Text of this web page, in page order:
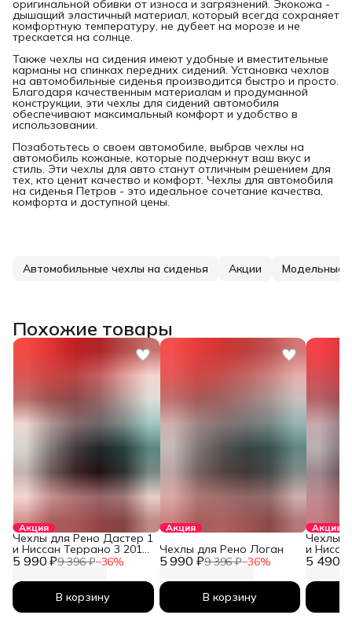
оригинальной обивки от износа и загрязнений. Экокожа -
дышащий эластичный материал, который всегда сохраняет
комфортную температуру, не дубеет на морозе и не
трескается на солнце.
Также чехлы на сидения имеют удобные и вместительные
карманы на спинках передних сидений. Установка чехлов
на автомобильные сиденья производится быстро и просто.
Благодаря качественным материалам и продуманной
конструкции, эти чехлы для сидений автомобиля
обеспечивают максимальный комфорт и удобство в
использовании.
Позаботьтесь о своем автомобиле, выбрав чехлы на
автомобиль кожаные, которые подчеркнут ваш вкус и
стиль. Эти чехлы для авто станут отличным решением для
тех, кто ценит качество и комфорт. Чехлы для автомобиля
на сиденья Петров - это идеальное сочетание качества,
комфорта и доступной цены.
Автомобильные чехлы на сиденья Акции Модельные
Похожие товары
Акция
5 990 ₽9 396 ₽−36%
Чехлы для Рено Дастер 1
и Ниссан Террано 3 2010-
2026
В корзину
Акция
5 990 ₽9 396 ₽−36%
Чехлы для Рено Логан
В корзину
Акция
5 490 ₽
Чехлы
и
2026